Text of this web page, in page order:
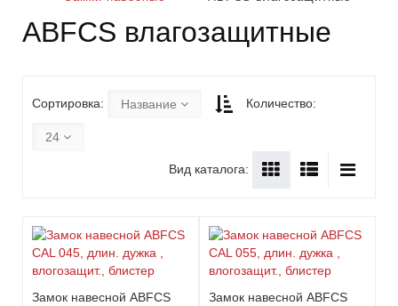
ABFCS влагозащитные
Сортировка: Название Количество:
24
Вид каталога:
Замок навесной ABFCS
Замок навесной ABFCS